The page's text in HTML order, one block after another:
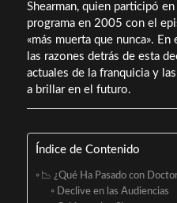
Shearman, quien participó
programa en 2005 con el
«más muerta que nunca».
las razones detrás de esta
actuales de la franquicia y
a brillar en el futuro.
Índice de Contenido
📉 ¿Qué Ha Pasado con
Declive en las Audiencias